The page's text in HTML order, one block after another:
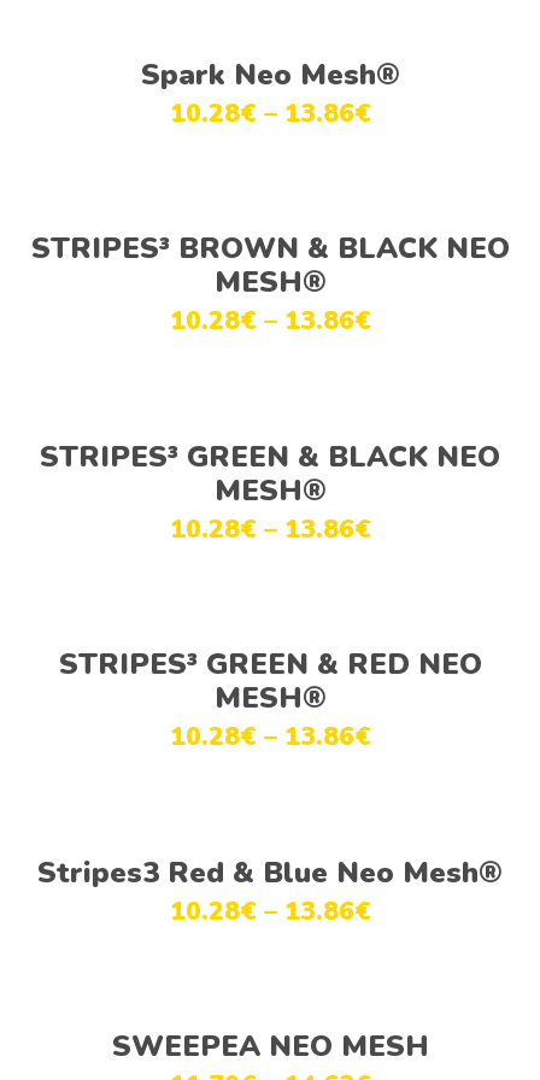
Ver opções
Spark Neo Mesh®
10.28€ – 13.86€
Ver opções
STRIPES³ BROWN & BLACK NEO
MESH®
10.28€ – 13.86€
Ver opções
STRIPES³ GREEN & BLACK NEO
MESH®
10.28€ – 13.86€
Ver opções
STRIPES³ GREEN & RED NEO
MESH®
10.28€ – 13.86€
Ver opções
Stripes3 Red & Blue Neo Mesh®
10.28€ – 13.86€
Ver opções
SWEEPEA NEO MESH